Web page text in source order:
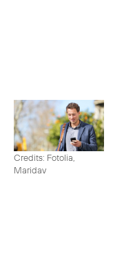
Credits: Fotolia,
Maridav